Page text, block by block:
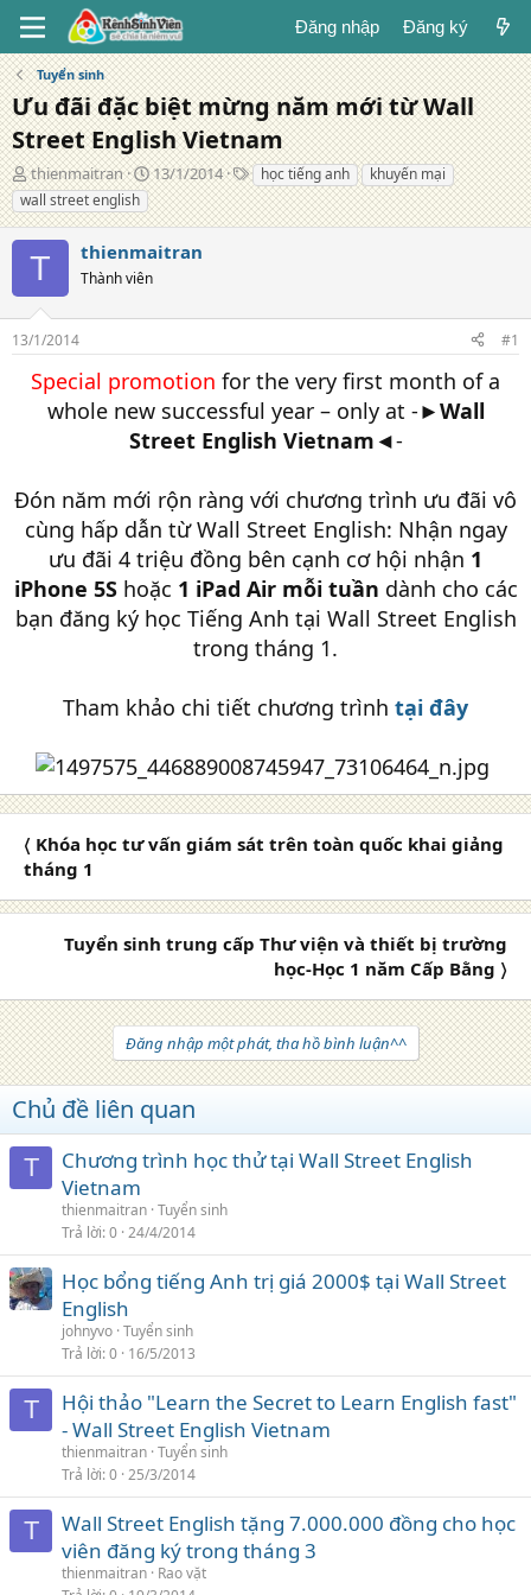
Đăng nhập Đăng ký
Tuyển sinh
Ưu đãi đặc biệt mừng năm mới từ Wall
Street English Vietnam
T
á
c
g
i
thienmaitran
N
g
à
đ
ă
g
13/1/2014
T
ừ
k
học tiếng anh
khuyến mại
wall street english
T thienmaitran
Thành viên
13/1/2014 #1
Special promotion for the very first month of a
whole new successful year – only at -►Wall
Street English Vietnam◄-
Đón năm mới rộn ràng với chương trình ưu đãi vô
cùng hấp dẫn từ Wall Street English: Nhận ngay
ưu đãi 4 triệu đồng bên cạnh cơ hội nhận 1
iPhone 5S hoặc 1 iPad Air mỗi tuần dành cho các
bạn đăng ký học Tiếng Anh tại Wall Street English
trong tháng 1.
Tham khảo chi tiết chương trình tại đây
〈 Khóa học tư vấn giám sát trên toàn quốc khai giảng
tháng 1
Tuyển sinh trung cấp Thư viện và thiết bị trường
học-Học 1 năm Cấp Bằng 〉
Đăng nhập một phát, tha hồ bình luận^^
Chủ đề liên quan
T
Chương trình học thử tại Wall Street English
Vietnam
thienmaitran Tuyển sinh
Trả lời 0 24/4/2014
Học bổng tiếng Anh trị giá 2000$ tại Wall Street
English
johnyvo Tuyển sinh
Trả lời 0 16/5/2013
T
Hội thảo "Learn the Secret to Learn English fast"
- Wall Street English Vietnam
thienmaitran Tuyển sinh
Trả lời 0 25/3/2014
T
Wall Street English tặng 7.000.000 đồng cho học
viên đăng ký trong tháng 3
thienmaitran Rao vặt